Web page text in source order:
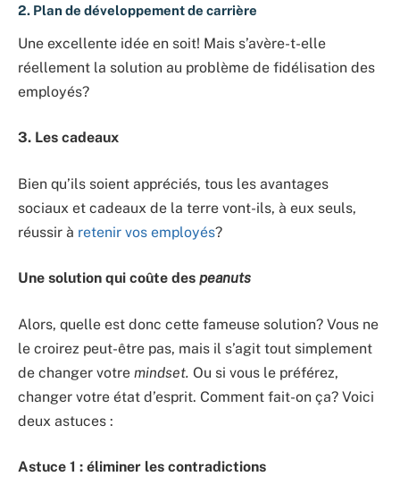
2. Plan de développement de carrière
Une excellente idée en soit! Mais s’avère-t-elle
réellement la solution au problème de fidélisation des
employés?
3. Les cadeaux
Bien qu’ils soient appréciés, tous les avantages
sociaux et cadeaux de la terre vont-ils, à eux seuls,
réussir à retenir vos employés?
Une solution qui coûte des peanuts
Alors, quelle est donc cette fameuse solution? Vous ne
le croirez peut-être pas, mais il s’agit tout simplement
de changer votre mindset. Ou si vous le préférez,
changer votre état d’esprit. Comment fait-on ça? Voici
deux astuces :
Astuce 1 : éliminer les contradictions